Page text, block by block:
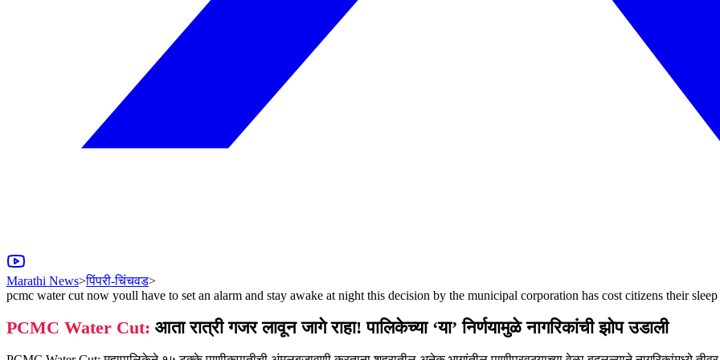
Marathi News>पिंपरी-चिंचवड>
pcmc water cut now youll have to set an alarm and stay awake at night this decision by the municipal corporation has cost citizens their sleep
PCMC Water Cut: आता रात्री गजर लावून जागे राहा! पालिकेच्या ‘या’ निर्णयामुळे नागरिकांची झोप उडाली